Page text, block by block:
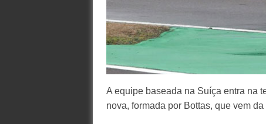
A equipe baseada na Suíça entra na
nova, formada por Bottas, que vem